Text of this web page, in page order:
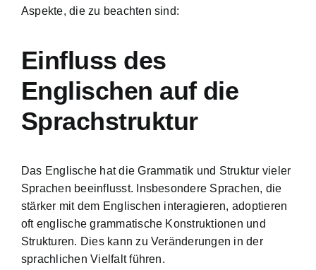
Aspekte, die zu beachten sind:
Einfluss des
Englischen auf die
Sprachstruktur
Das Englische hat die Grammatik und Struktur vieler
Sprachen beeinflusst. Insbesondere Sprachen, die
stärker mit dem Englischen interagieren, adoptieren
oft englische grammatische Konstruktionen und
Strukturen. Dies kann zu Veränderungen in der
sprachlichen Vielfalt führen.